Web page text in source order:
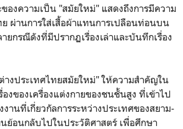
องความเป็น "สมัยใหม่" แสดงถึงการมีความ
ผ่านการใส่เสื้อผ้าแทนการเปลือนท่อนบน
ยกรณีดังที่มีปรากฏเรื่องเล่าและบันทึกเรื่อง
งประเทศไทยสมัยใหม่" ให้ความสำคัญใน
องของเครื่องแต่งกายของชนชั้นสูง ที่เข้าไป
งานที่เกี่ยวกัลการระหว่างประเทศของสยาม-
ย้อนกลับไปในประวัติศาสตร์ เพื่อศึกษา